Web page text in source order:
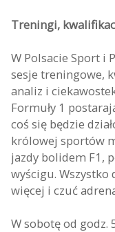
Treningi,
W Polsacie Sport i
sesje treningowe,
analiz i
Formuły 1
coś się będzie
królowej sportów
jazdy bolidem F1,
wyścigu. Wszystko
więcej i czuć
W sobotę od godz.